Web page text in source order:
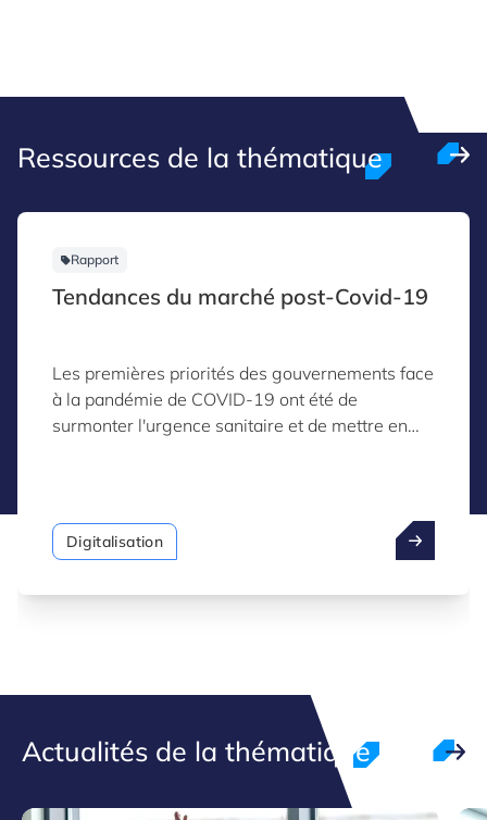
Ressources de la thématique
Rapport
Tendances du marché post-Covid-19
Les premières priorités des gouvernements face
à la pandémie de COVID-19 ont été de
surmonter l'urgence sanitaire et de mettre en
Digitalisation
Actualités de la thématique